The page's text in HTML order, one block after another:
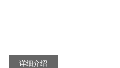
详细介绍